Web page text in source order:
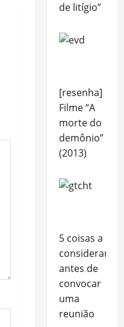
de litígio”
[resenha]
Filme “A
morte do
demônio”
(2013)
5 coisas a
considerar
antes de
convocar
uma
reunião